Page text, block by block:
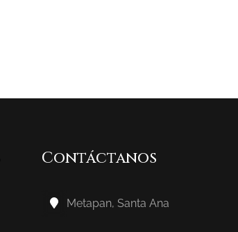
Contáctanos
Metapan, Santa Ana